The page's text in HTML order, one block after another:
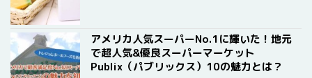
アメリカ人気スーパーNo.1に輝いた！地元
で超人気&優良スーパーマーケット
Publix（パブリックス）10の魅力とは？